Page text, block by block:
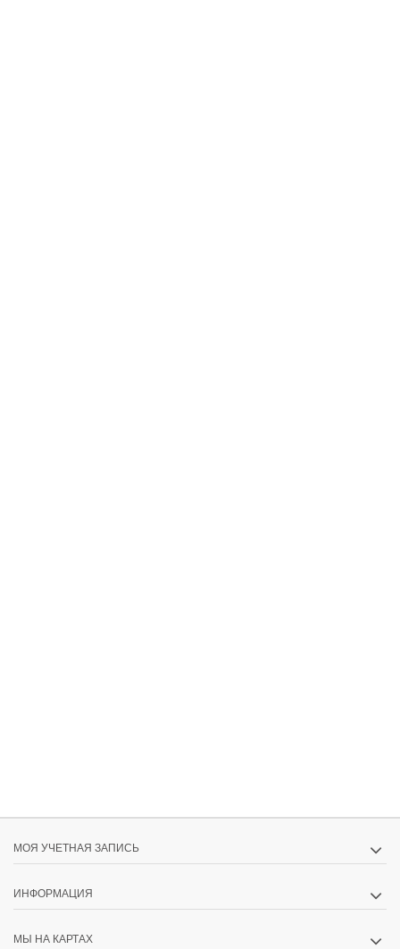
МОЯ УЧЕТНАЯ ЗАПИСЬ
ИНФОРМАЦИЯ
МЫ НА КАРТАХ